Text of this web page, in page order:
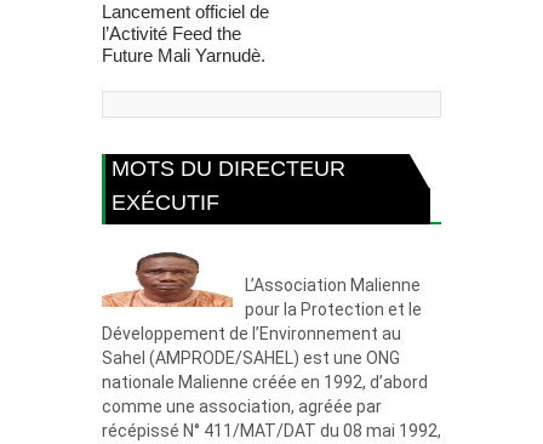
Lancement officiel de
l’Activité Feed the
Future Mali Yarnudè.
MOTS DU DIRECTEUR
EXÉCUTIF
L’Association Malienne
pour la Protection et le
Développement de l’Environnement au
Sahel (AMPRODE/SAHEL) est une ONG
nationale Malienne créée en 1992, d’abord
comme une association, agréée par
récépissé N° 411/MAT/DAT du 08 mai 1992,